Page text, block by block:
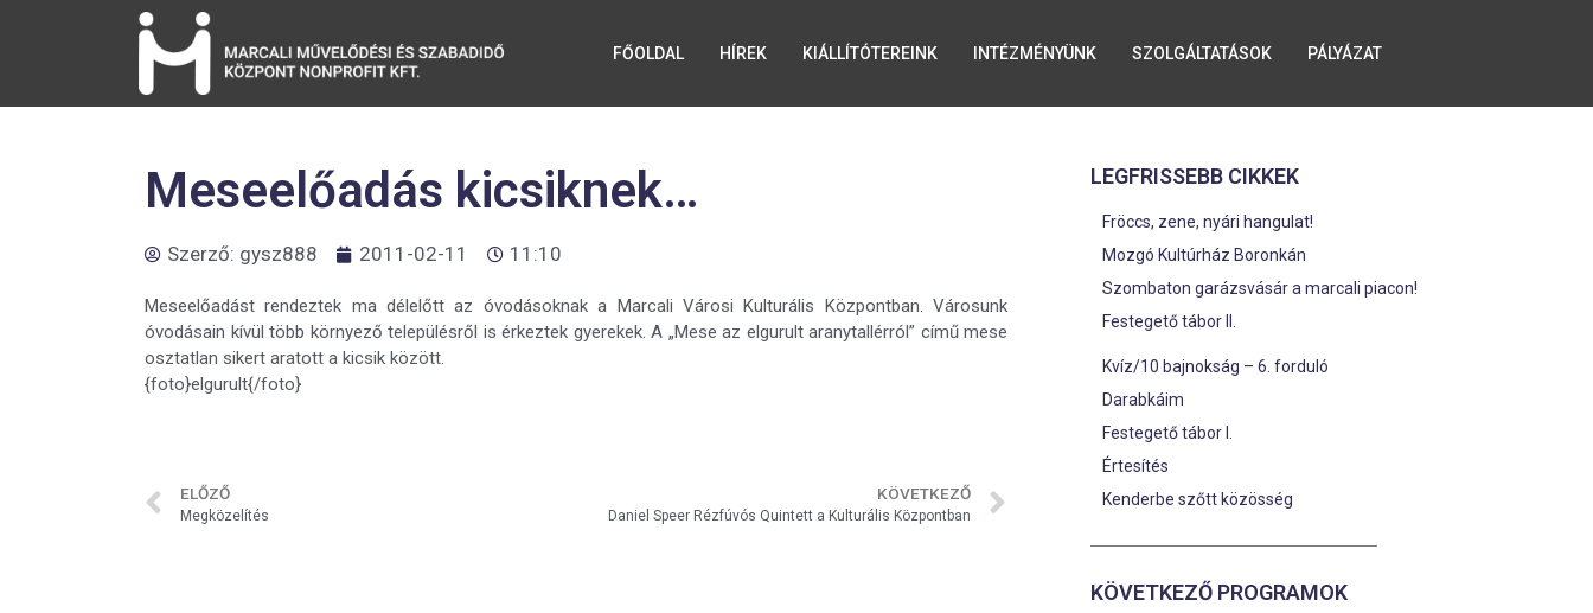
FŐOLDAL HÍREK KIÁLLÍTÓTEREINK INTÉZMÉNYÜNK SZOLGÁLTATÁSOK PÁLYÁZAT
Meseelőadás kicsiknek…
Szerző: gysz888 2011-02-11 11:10
Meseelőadást rendeztek ma délelőtt az óvodásoknak a Marcali Városi Kulturális Központban. Városunk
óvodásain kívül több környező településről is érkeztek gyerekek. A „Mese az elgurult aranytallérról” című mese
osztatlan sikert aratott a kicsik között.
{foto}elgurult{/foto}
ELŐZŐ
Megközelítés
KÖVETKEZŐ
Daniel Speer Rézfúvós Quintett a Kulturális Központban
LEGFRISSEBB CIKKEK
Fröccs, zene, nyári hangulat!
Mozgó Kultúrház Boronkán
Szombaton garázsvásár a marcali piacon!
Festegető tábor II.
Kvíz/10 bajnokság – 6. forduló
Darabkáim
Festegető tábor I.
Értesítés
Kenderbe szőtt közösség
KÖVETKEZŐ PROGRAMOK